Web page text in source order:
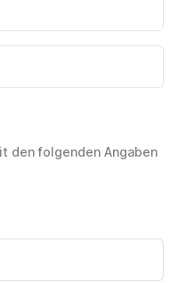
den folgenden Angaben